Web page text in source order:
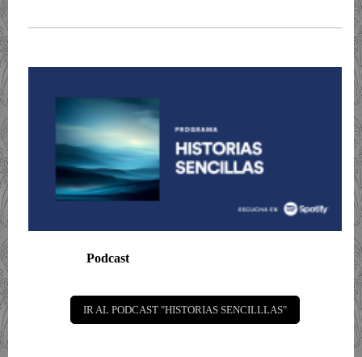
Podcast
IR AL PODCAST "HISTORIAS SENCILLLAS"